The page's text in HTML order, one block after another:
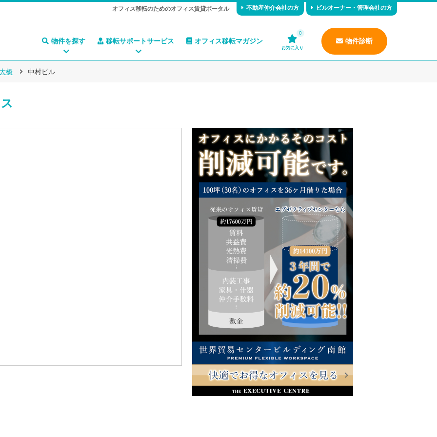
オフィス移転のためのオフィス賃貸ポータル 不動産仲介会社の方 ビルオーナー・管理会社の方
物件を探す 移転サポートサービス オフィス移転マガジン
0
お気に入り
物件診断
橋 中村ビル